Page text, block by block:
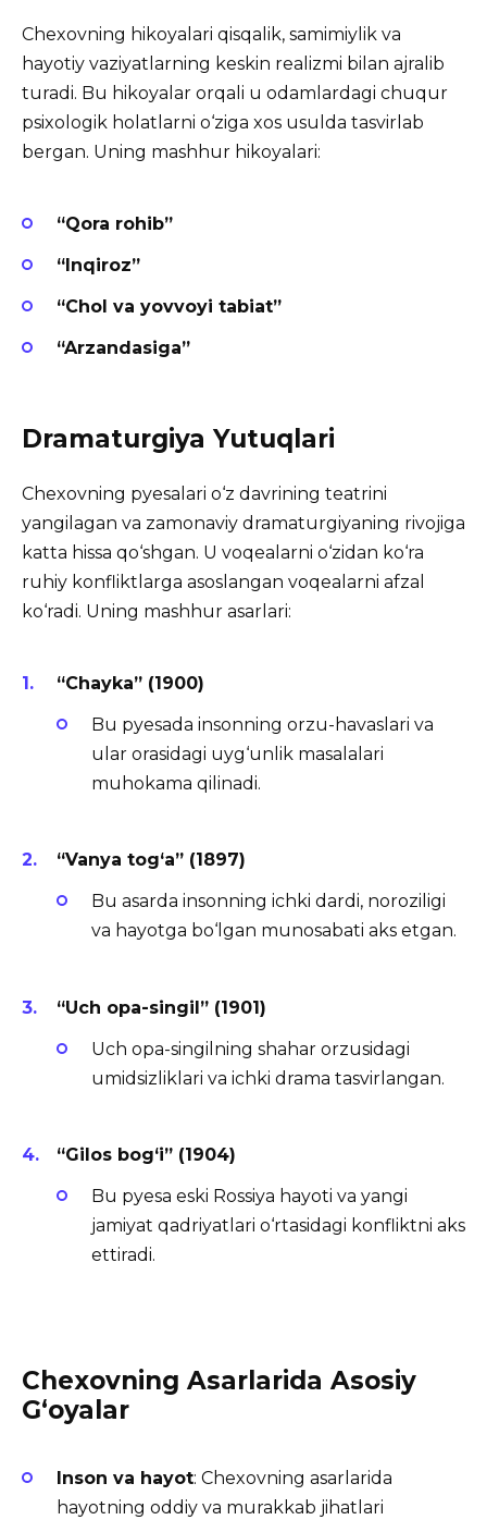
Chexovning hikoyalari qisqalik, samimiylik va
hayotiy vaziyatlarning keskin realizmi bilan ajralib
turadi. Bu hikoyalar orqali u odamlardagi chuqur
psixologik holatlarni o‘ziga xos usulda tasvirlab
bergan. Uning mashhur hikoyalari:
“Qora rohib”
“Inqiroz”
“Chol va yovvoyi tabiat”
“Arzandasiga”
Dramaturgiya Yutuqlari
Chexovning pyesalari o‘z davrining teatrini
yangilagan va zamonaviy dramaturgiyaning rivojiga
katta hissa qo‘shgan. U voqealarni o‘zidan ko‘ra
ruhiy konfliktlarga asoslangan voqealarni afzal
ko‘radi. Uning mashhur asarlari:
“Chayka” (1900)
Bu pyesada insonning orzu-havaslari va
ular orasidagi uyg‘unlik masalalari
muhokama qilinadi.
“Vanya tog‘a” (1897)
Bu asarda insonning ichki dardi, noroziligi
va hayotga bo‘lgan munosabati aks etgan.
“Uch opa-singil” (1901)
Uch opa-singilning shahar orzusidagi
umidsizliklari va ichki drama tasvirlangan.
“Gilos bog‘i” (1904)
Bu pyesa eski Rossiya hayoti va yangi
jamiyat qadriyatlari o‘rtasidagi konfliktni aks
ettiradi.
Chexovning Asarlarida Asosiy
G‘oyalar
Inson va hayot: Chexovning asarlarida
hayotning oddiy va murakkab jihatlari